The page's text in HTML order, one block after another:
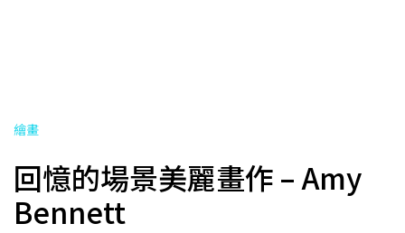
繪畫
回憶的場景美麗畫作 – Amy
Bennett